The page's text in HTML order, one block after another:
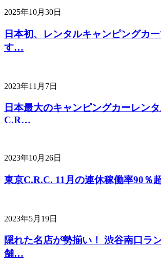
2025年10月30日
日本初、レンタルキャンピングカ
す…
2023年11月7日
日本最大のキャンピングカーレン
C.R…
2023年10月26日
東京C.R.C. 11月の連休稼働率90％
2023年5月19日
隠れた名店が勢揃い！ 渋谷南口ラ
舗…